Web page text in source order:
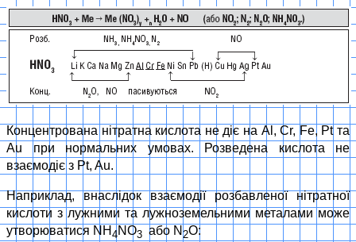
Концентрована нітратна кислота не діє на Al, Cr, Fe, Pt та
Au при нормальних умовах. Розведена кислота не
взаємодіє з Pt, Au.
Наприклад, внаслідок взаємодії розбавленої нітратної
кислоти з лужними та лужноземельними металами може
утворюватися NH 4NO3 або N 2O: